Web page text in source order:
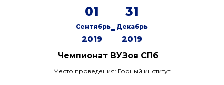
01
Сентябрь
2019
-
31
Декабрь
2019
Чемпионат ВУЗов СПб
Место проведения: Горный институт